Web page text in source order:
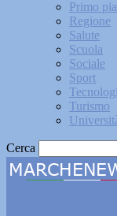
Primo
Regione
Salute
Scuola
Sociale
Sport
Turismo
Cerca